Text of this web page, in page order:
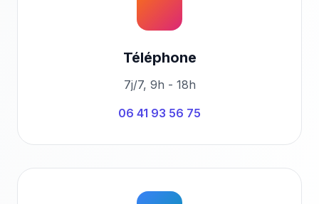
Téléphone
7j/7, 9h - 18h
06 41 93 56 75